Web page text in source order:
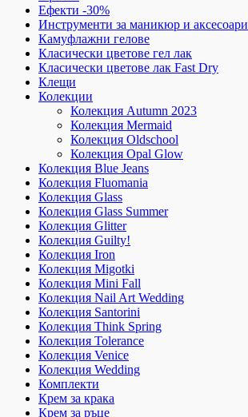
Ефекти -30%
Инструменти за маникюр и аксесоари
Камуфлажни гелове
Класически цветове гел лак
Класически цветове лак Fast Dry
Клещи
Колекции
Колекция Autumn 2023
Колекция Mermaid
Колекция Oldschool
Колекция Opal Glow
Колекция Blue Jeans
Колекция Fluomania
Колекция Glass
Колекция Glass Summer
Колекция Glitter
Колекция Guilty!
Колекция Iron
Колекция Migotki
Колекция Mini Fall
Колекция Nail Art Wedding
Колекция Santorini
Колекция Think Spring
Колекция Tolerance
Колекция Venice
Колекция Wedding
Комплекти
Крем за крака
Крем за ръце